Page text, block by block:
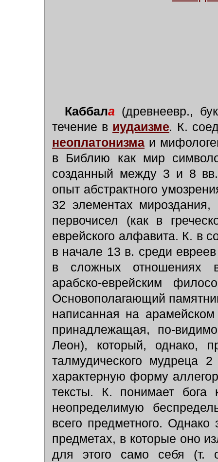
Каббала (древнеевр.,
течение в иудаизме. К.
неоплатонизма и
в Библию как мир
созданный между 3 и 8
опыт абстрактного
32 элементах
первочисел (как в
еврейского алфавита. К. в
в начале 13 в. среди
в сложных отношениях
арабско-еврейским
Основополагающий
написанная на
принадлежащая, по-
Леон), который, однако,
талмудического
характерную форму
тексты. К. понимает бога
неопределимую
всего предметного.
предметах, в которые оно
для этого само себя (т.